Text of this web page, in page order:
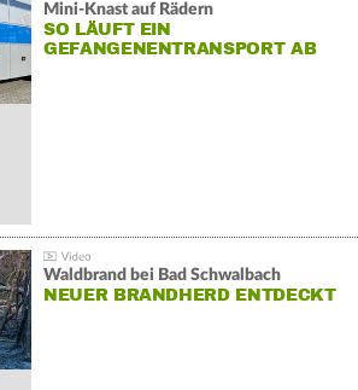
Mini-Knast auf Rädern
SO LÄUFT EIN
GEFANGENENTRANSPORT AB
Waldbrand bei Bad Schwalbach
NEUER BRANDHERD ENTDECKT